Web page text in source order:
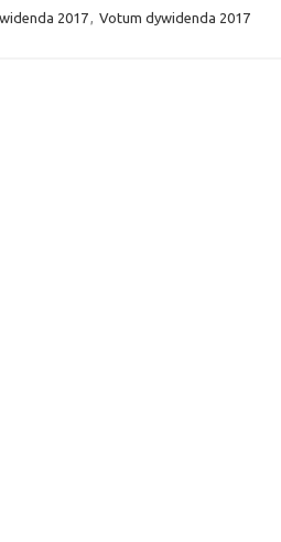
2017, Votum dywidenda 2017